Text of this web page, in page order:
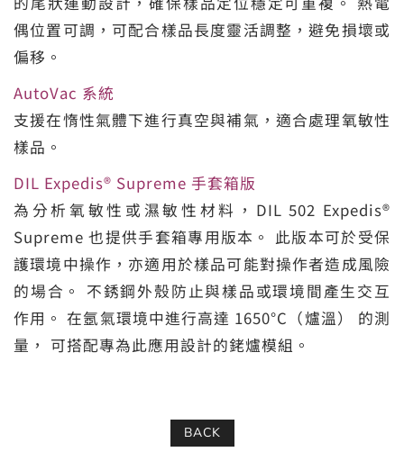
偶位置可調，可配合樣品長度靈活調整，避免損壞或
偏移。
AutoVac 系統
支援在惰性氣體下進行真空與補氣，適合處理氧敏性
樣品。
DIL Expedis® Supreme 手套箱版
為分析氧敏性或濕敏性材料，DIL 502 Expedis®
Supreme 也提供手套箱專用版本。 此版本可於受保
護環境中操作，亦適用於樣品可能對操作者造成風險
的場合。 不銹鋼外殼防止與樣品或環境間產生交互
作用。 在氬氣環境中進行高達 1650°C（爐溫） 的測
量， 可搭配專為此應用設計的銠爐模組。
BACK